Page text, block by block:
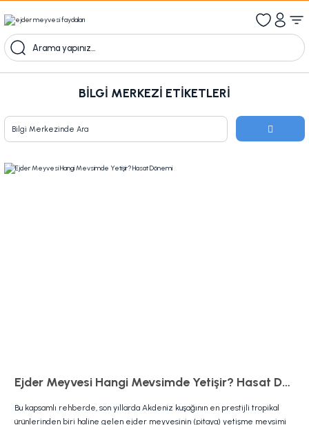
Kampanyalı Ürünleri Görüntüle
BILGI MERKEZI ETIKETLERI
Ejder Meyvesi Hangi Mevsimde Yetişir? Hasat Dönemi
Bu kapsamlı rehberde, son yıllarda Akdeniz kuşağının en prestijli tropikal
ürünlerinden biri haline gelen ejder meyvesinin (pitaya) yetişme mevsimi